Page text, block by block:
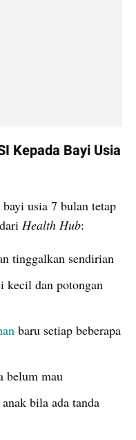
Kepada Bayi Usia
usia 7 bulan tetap
Health Hub:
tinggalkan sendirian
kecil dan potongan
baru setiap beberapa
belum mau
bila ada tanda